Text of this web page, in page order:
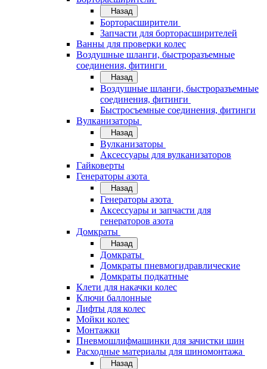
Назад
Борторасширители
Запчасти для борторасширителей
Ванны для проверки колес
Воздушные шланги, быстроразъемные
соединения, фитинги
Назад
Воздушные шланги, быстроразъемные
соединения, фитинги
Быстросъемные соединения, фитинги
Вулканизаторы
Назад
Вулканизаторы
Аксессуары для вулканизаторов
Гайковерты
Генераторы азота
Назад
Генераторы азота
Аксессуары и запчасти для
генераторов азота
Домкраты
Назад
Домкраты
Домкраты пневмогидравлические
Домкраты подкатные
Клети для накачки колес
Ключи баллонные
Лифты для колес
Мойки колес
Монтажки
Пневмошлифмашинки для зачистки шин
Расходные материалы для шиномонтажа
Назад